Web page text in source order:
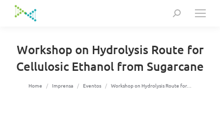
Search:
Workshop on Hydrolysis Route for
Cellulosic Ethanol from Sugarcane
You are here:
Home Imprensa Eventos Workshop on Hydrolysis Route for…